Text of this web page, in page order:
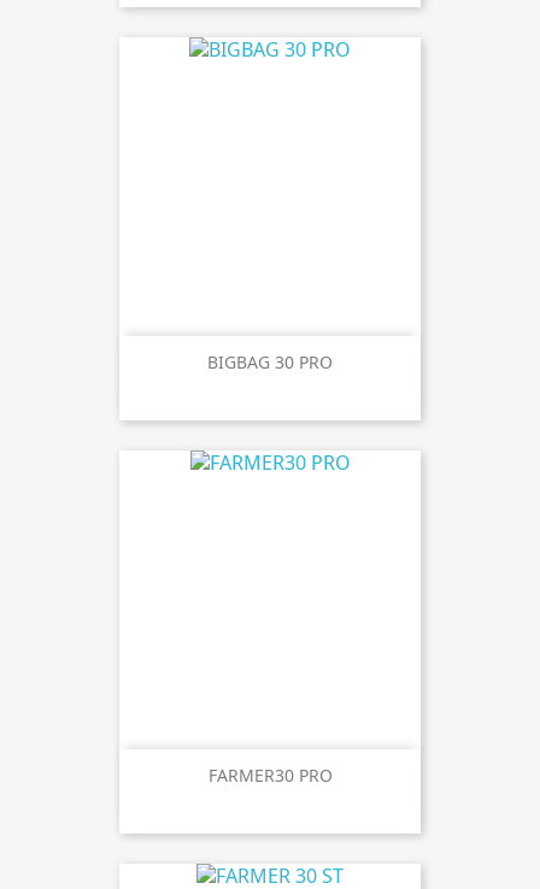
BIGBAG 30 PRO
FARMER30 PRO